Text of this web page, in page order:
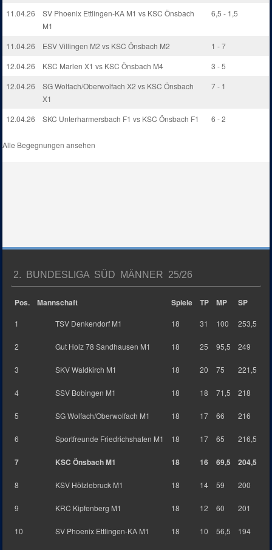
11.04.26
SV Phoenix Ettlingen-KA M1 vs KSC Önsbach
M1
6,5 - 1,5
11.04.26 ESV Villingen M2 vs KSC Önsbach M2
1 - 7
12.04.26
KSC Marlen X1 vs KSC Önsbach M4
3 - 5
12.04.26
SG Wolfach/Oberwolfach X2 vs KSC Önsbach
X1
7 - 1
12.04.26 SKC Unterharmersbach F1 vs KSC Önsbach F1 6 - 2
Alle Begegnungen ansehen
2. BUNDESLIGA SÜD MÄNNER 25/26
Pos. Mannschaft Spiele TP MP SP
1 TSV Denkendorf M1 18 31 100 253,5
2 Gut Holz 78 Sandhausen M1 18 25 95,5 249
3 SKV Waldkirch M1 18 20 75 221,5
4 SSV Bobingen M1 18 18 71,5 218
5 SG Wolfach/Oberwolfach M1 18 17 66 216
6 Sportfreunde Friedrichshafen M1 18 17 65 216,5
7 KSC Önsbach M1 18 16 69,5 204,5
8 KSV Hölzlebruck M1 18 14 59 200
9 KRC Kipfenberg M1 18 12 60 201
10 SV Phoenix Ettlingen-KA M1 18 10 56,5 194